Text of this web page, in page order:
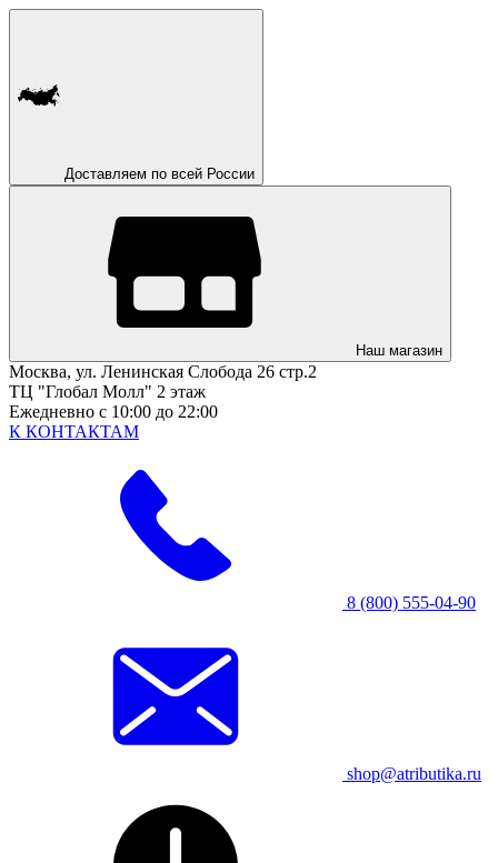
Доставляем по всей России
Наш магазин
Москва, ул. Ленинская Слобода 26 стр.2
ТЦ "Глобал Молл" 2 этаж
Ежедневно с 10:00 до 22:00
К КОНТАКТАМ
8 (800) 555-04-90
shop@atributika.ru